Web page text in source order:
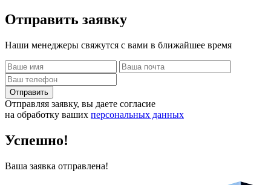
Отправить заявку
Наши менеджеры свяжутся с вами в ближайшее время
Отправить
Отправляя заявку, вы даете согласие
на обработку ваших персональных данных
Успешно!
Ваша заявка отправлена!